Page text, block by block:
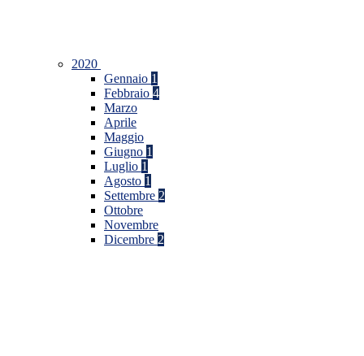
2020
Gennaio 1
Febbraio 4
Marzo
Aprile
Maggio
Giugno 1
Luglio 1
Agosto 1
Settembre 2
Ottobre
Novembre
Dicembre 2